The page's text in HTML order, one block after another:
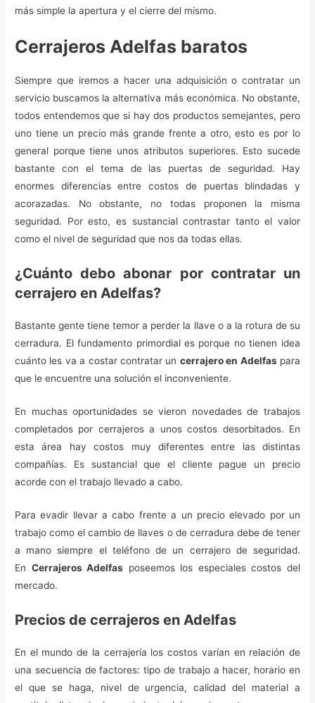
más simple la apertura y el cierre del mismo.
Cerrajeros Adelfas baratos
Siempre que iremos a hacer una adquisición o contratar un
servicio buscamos la alternativa más económica. No obstante,
todos entendemos que si hay dos productos semejantes, pero
uno tiene un precio más grande frente a otro, esto es por lo
general porque tiene unos atributos superiores. Esto sucede
bastante con el tema de las puertas de seguridad. Hay
enormes diferencias entre costos de puertas blindadas y
acorazadas. No obstante, no todas proponen la misma
seguridad. Por esto, es sustancial contrastar tanto el valor
como el nivel de seguridad que nos da todas ellas.
¿Cuánto debo abonar por contratar un
cerrajero en Adelfas?
Bastante gente tiene temor a perder la llave o a la rotura de su
cerradura. El fundamento primordial es porque no tienen idea
cuánto les va a costar contratar un cerrajero en Adelfaspara
que le encuentre una solución el inconveniente.
En muchas oportunidades se vieron novedades de trabajos
completados por cerrajeros a unos costos desorbitados. En
esta área hay costos muy diferentes entre las distintas
compañías. Es sustancial que el cliente pague un precio
acorde con el trabajo llevado a cabo.
Para evadir llevar a cabo frente a un precio elevado por un
trabajo como el cambio de llaves o de cerradura debe de tener
a mano siempre el teléfono de un cerrajero de seguridad.
En Cerrajeros Adelfas poseemos los especiales costos del
mercado.
Precios de cerrajeros en Adelfas
En el mundo de la cerrajería los costos varían en relación de
una secuencia de factores: tipo de trabajo a hacer, horario en
el que se haga, nivel de urgencia, calidad del material a